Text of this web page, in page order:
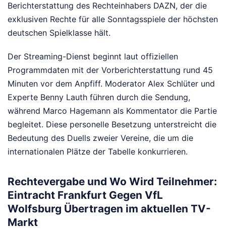
Berichterstattung des Rechteinhabers DAZN, der die
exklusiven Rechte für alle Sonntagsspiele der höchsten
deutschen Spielklasse hält.
Der Streaming-Dienst beginnt laut offiziellen
Programmdaten mit der Vorberichterstattung rund 45
Minuten vor dem Anpfiff. Moderator Alex Schlüter und
Experte Benny Lauth führen durch die Sendung,
während Marco Hagemann als Kommentator die Partie
begleitet. Diese personelle Besetzung unterstreicht die
Bedeutung des Duells zweier Vereine, die um die
internationalen Plätze der Tabelle konkurrieren.
Rechtevergabe und Wo Wird Teilnehmer:
Eintracht Frankfurt Gegen VfL
Wolfsburg Übertragen im aktuellen TV-
Markt